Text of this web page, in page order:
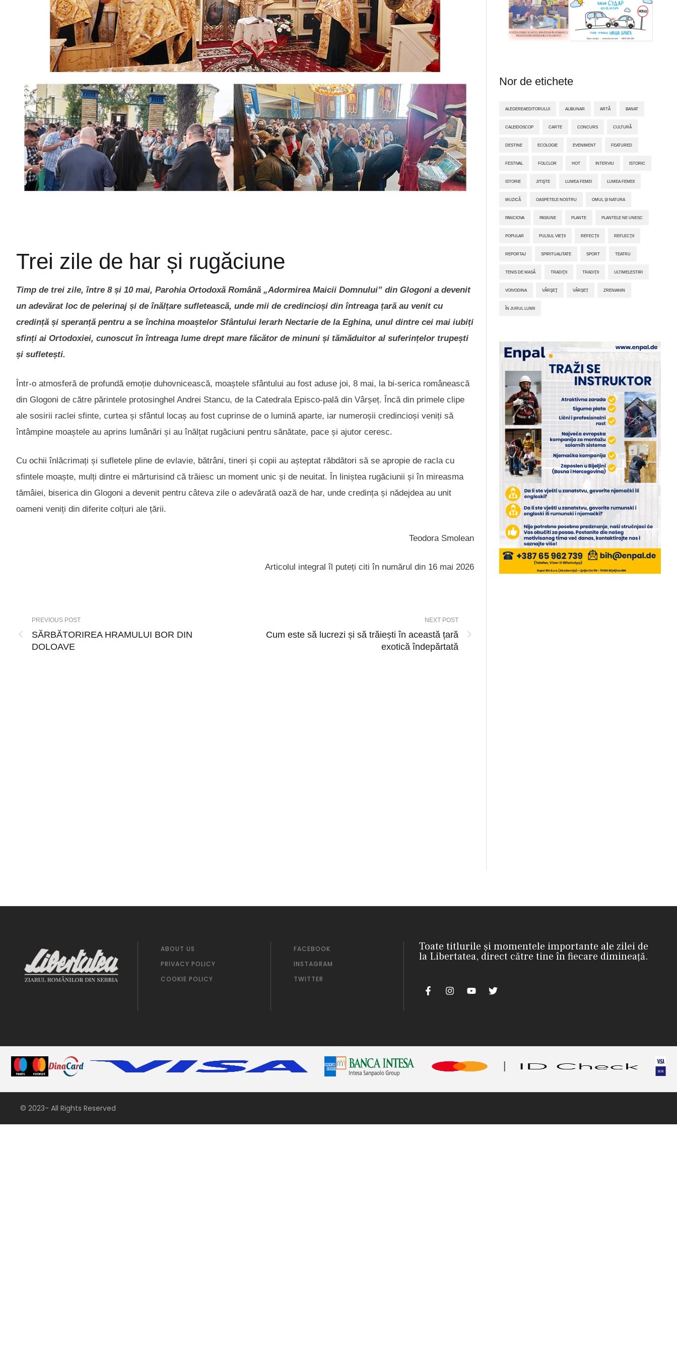
Trei zile de har și rugăciune
Timp de trei zile, între 8 și 10 mai, Parohia Ortodoxă Română „Adormirea Maicii Domnului” din Glogoni a devenit
un adevărat loc de pelerinaj și de înălțare sufletească, unde mii de credincioși din întreaga țară au venit cu
credință și speranță pentru a se închina moaștelor Sfântului Ierarh Nectarie de la Eghina, unul dintre cei mai iubiți
sfinți ai Ortodoxiei, cunoscut în întreaga lume drept mare făcător de minuni și tămăduitor al suferințelor trupești
și sufletești.
Într-o atmosferă de profundă emoție duhovnicească, moaștele sfântului au fost aduse joi, 8 mai, la bi-serica românească
din Glogoni de către părintele protosinghel Andrei Stancu, de la Catedrala Episco-pală din Vârșeț. Încă din primele clipe
ale sosirii raclei sfinte, curtea și sfântul locaș au fost cuprinse de o lumină aparte, iar numeroșii credincioși veniți să
întâmpine moaștele au aprins lumânări și au înălțat rugăciuni pentru sănătate, pace și ajutor ceresc.
Cu ochii înlăcrimați și sufletele pline de evlavie, bătrâni, tineri și copii au așteptat răbdători să se apropie de racla cu
sfintele moaște, mulți dintre ei mărturisind că trăiesc un moment unic și de neuitat. În liniștea rugăciunii și în mireasma
tămâiei, biserica din Glogoni a devenit pentru câteva zile o adevărată oază de har, unde credința și nădejdea au unit
oameni veniți din diferite colțuri ale țării.
Teodora Smolean
Articolul integral îl puteți citi în numărul din 16 mai 2026
PREVIOUS POST
SĂRBĂTORIREA HRAMULUI BOR DIN
DOLOAVE
NEXT POST
Cum este să lucrezi și să trăiești în această țară
exotică îndepărtată
Nor de etichete
ALEGEREAEDITORULUI ALIBUNAR ARTĂ BANAT
CALEIDOSCOP CARTE CONCURS CULTURĂ
DESTINE ECOLOGIE EVENIMENT FEATURED
FESTIVAL FOLCLOR HOT INTERVIU ISTORIC
ISTORIE JITIŞTE LUMEA FEMEI LUMEA FEMEII
MUZICĂ OASPETELE NOSTRU OMUL ȘI NATURA
PANCIOVA PASIUNE PLANTE PLANTELE NE UNESC
POPULAR PULSUL VIEȚII REFECȚII REFLECȚII
REPORTAJ SPIRITUALITATE SPORT TEATRU
TENIS DE MASĂ TRADIŢII TRADIȚII ULTIMELESTIRI
VOIVODINA VÂRŞEŢ VÂRȘEȚ ZRENIANIN
ÎN JURUL LUMII
ABOUT US
PRIVACY POLICY
COOKIE POLICY
FACEBOOK
INSTAGRAM
TWITTER
Toate titlurile și momentele importante ale zilei de
la Libertatea, direct către tine în fiecare dimineață.
© 2023- All Rights Reserved